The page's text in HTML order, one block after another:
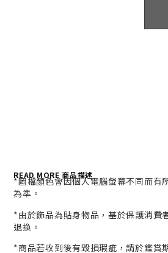
READ MORE 商品描述
*圖檔顏色會因個人電腦螢幕不同而有
為準。
*由於飾品為貼身物品，基於保護消費
退換。
*商品若收到後有毀損瑕疵，請於鑑賞